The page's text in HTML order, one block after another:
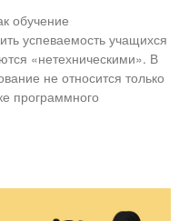
обучение
успеваемость учащихся
«нетехническими». В
не относится только
программного